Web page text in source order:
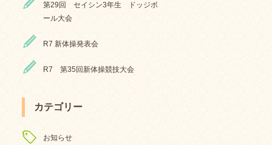
第29回 セイシン3年生 ドッジボ
ール大会
R7 新体操発表会
R7 第35回新体操競技大会
カテゴリー
お知らせ